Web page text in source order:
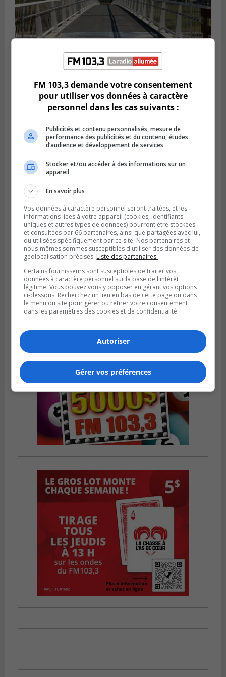
Publié le 6 août 2026 à 16h00
La piste cyclable de Brossard au pont S.-De
BOUCHERVILLE
Publié le 6 août 2026 à 14h50
Le tube nord du pont-tunnel Louis-
Hippolyte-La Fontaine se dote d’une
nouvelle chaussée
FM 103,3 demande votre consentement
pour utiliser vos données à caractère
personnel dans les cas suivants :
Publicités et contenu personnalisés, mesure de
performance des publicités et du contenu, études
d’audience et développement de services
Stocker et/ou accéder à des informations sur un
appareil
En savoir plus
Vos données à caractère personnel seront traitées, et les
informations liées à votre appareil (cookies, identifiants
uniques et autres types de données) pourront être stockées
et consultées par 66 partenaires, ainsi que partagées avec lui,
ou utilisées spécifiquement par ce site. Nos partenaires et
nous-mêmes sommes susceptibles d'utiliser des données de
géolocalisation précises. Liste des partenaires.
Certains fournisseurs sont susceptibles de traiter vos
données à caractère personnel sur la base de l'intérêt
légitime. Vous pouvez vous y opposer en gérant vos options
ci-dessous. Recherchez un lien en bas de cette page ou dans
le menu du site pour gérer ou retirer votre consentement
dans les paramètres des cookies et de confidentialité.
Autoriser
Gérer vos préférences